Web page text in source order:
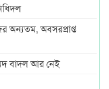
অন্যতম, অবসরপ্রাপ্ত
বাদল আর নেই